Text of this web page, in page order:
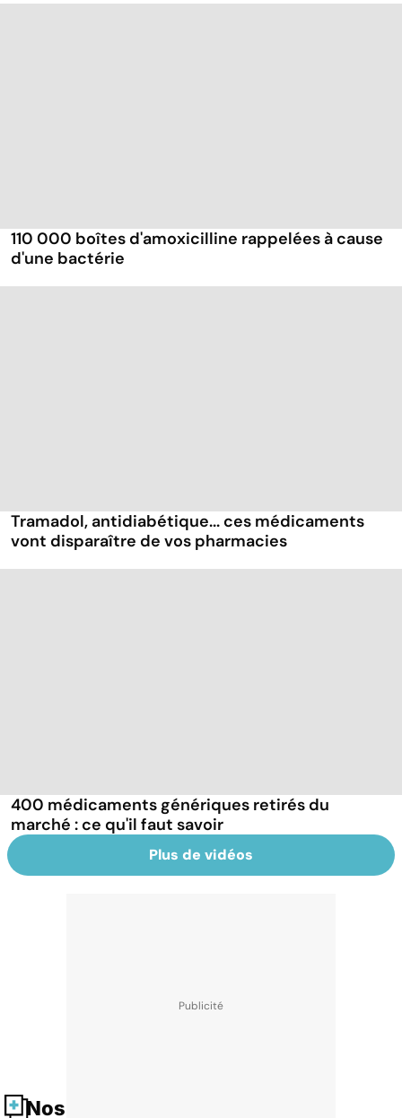
110 000 boîtes d'amoxicilline rappelées à cause
d'une bactérie
Tramadol, antidiabétique... ces médicaments
vont disparaître de vos pharmacies
400 médicaments génériques retirés du
marché : ce qu'il faut savoir
Plus de vidéos
Nos fiches santé